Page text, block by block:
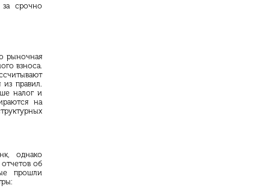
за срочно
рыночная
взноса.
правил.
налог и
на
однако
об
прошли